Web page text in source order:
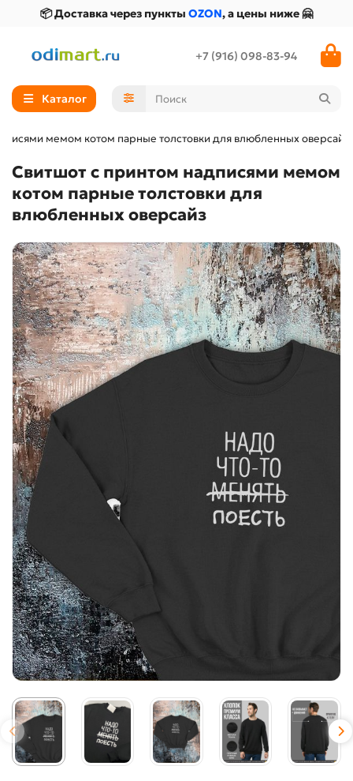
📦 Доставка через пункты OZON, а цены ниже 🤗
+7 (916) 098-83-94
Каталог
мемом котом парные толстовки для влюбленных оверсайз
Свитшот с принтом надписями мемом
котом парные толстовки для
влюбленных оверсайз